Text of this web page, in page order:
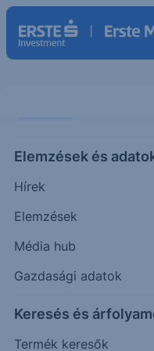
Elemzések és
Hírek
Elemzések
Média hub
Gazdasági adatok
Keresés és
Termék keresők
es számait. Az első
rendkívül erős